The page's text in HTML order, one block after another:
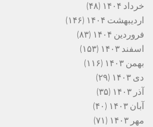
خرداد ۱۴۰۴
(۴۸)
اردیبهشت ۱۴۰۴
(۱۴۶)
فروردین ۱۴۰۴
(۸۳)
اسفند ۱۴۰۳
(۱۵۳)
بهمن ۱۴۰۳
(۱۱۶)
دی ۱۴۰۳
(۲۹)
آذر ۱۴۰۳
(۳۵)
آبان ۱۴۰۳
(۴۰)
مهر ۱۴۰۳
(۷۱)